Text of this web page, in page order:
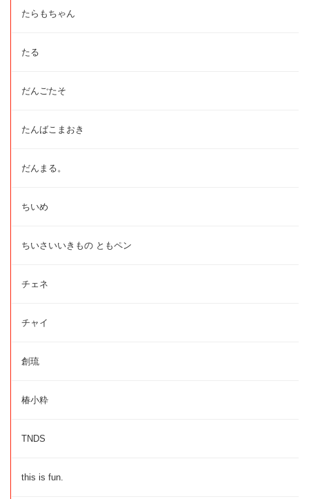
たらもちゃん
たる
だんごたそ
たんばこまおき
だんまる。
ちいめ
ちいさいいきもの ともペン
チェネ
チャイ
創琉
椿小粋
TNDS
this is fun.